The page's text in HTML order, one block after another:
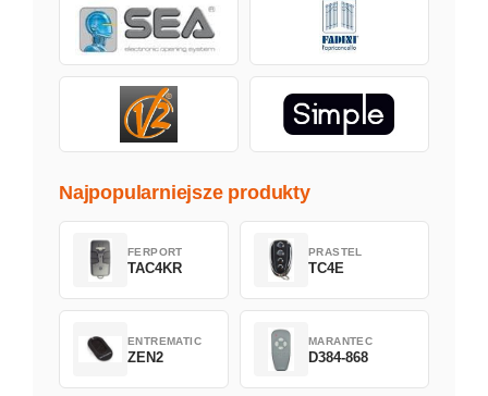
Najpopularniejsze produkty
FERPORT
TAC4KR
PRASTEL
TC4E
ENTREMATIC
ZEN2
MARANTEC
D384-868